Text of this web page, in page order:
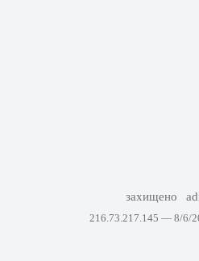
захищено
216.73.217.145 — 8/6/